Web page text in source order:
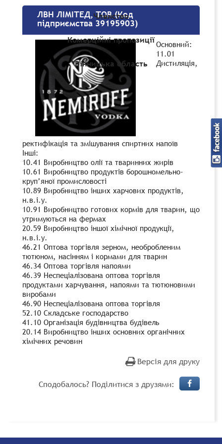
Членство
Комерційні пропозиції
Вінницька область
ЛВН ЛІМІТЕД, ТОВ (Код
підприємства 39195903)
Основний:
11.01
Дистиляція,
ректифікація та змішування спиртних напоїв
Інші:
10.41 Виробництво олії та тваринних жирів
10.61 Виробництво продуктів борошномельно-
круп’яної промисловості
10.89 Виробництво інших харчових продуктів,
н.в.і.у.
10.91 Виробництво готових кормів для тварин, що
утримуються на фермах
20.59 Виробництво іншої хімічної продукції,
н.в.і.у.
46.21 Оптова торгівля зерном, необробленим
тютюном, насінням і кормами для тварин
46.34 Оптова торгівля напоями
46.39 Неспеціалізована оптова торгівля
продуктами харчування, напоями та тютюновими
виробами
46.90 Неспеціалізована оптова торгівля
52.10 Складське господарство
41.10 Організація будівництва будівель
20.14 Виробництво інших основних органічних
хімічних речовин
Версія для друку
Сподобалось? Поділитися з друзями: